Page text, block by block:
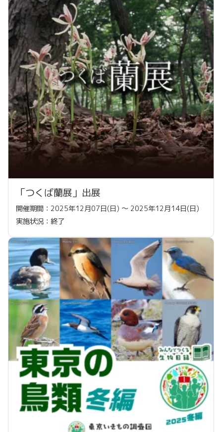
「つくば蘭展」出展
開催期間：2025年12月07日(日) 〜 2025年12月14日(日)
実施状況：終了